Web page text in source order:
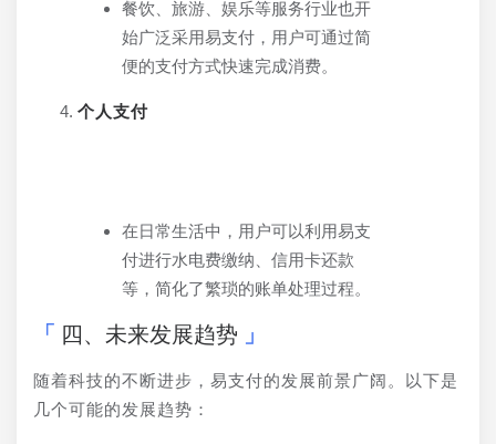
餐饮、旅游、娱乐等服务行业也开
始广泛采用易支付，用户可通过简
便的支付方式快速完成消费。
个人支付
在日常生活中，用户可以利用易支
付进行水电费缴纳、信用卡还款
等，简化了繁琐的账单处理过程。
四、未来发展趋势
随着科技的不断进步，易支付的发展前景广阔。以下是
几个可能的发展趋势：